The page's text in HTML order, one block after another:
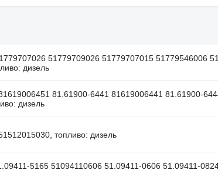
51779709026 51779707015 51779546006
дизель
81.61900-6441 81619006441 81.61900-
дизель
топливо: дизель
5165 51094110606 51.09411-0606 51.09411-